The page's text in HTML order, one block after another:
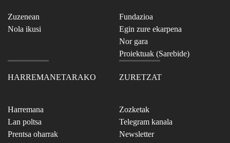
Zuzenean
Nola ikusi
Fundazioa
Egin zure ekarpena
Nor gara
Proiektuak (Sarebide)
HARREMANETARAKO
Harremana
Lan poltsa
Prentsa oharrak
ZURETZAT
Zozketak
Telegram kanala
Newsletter